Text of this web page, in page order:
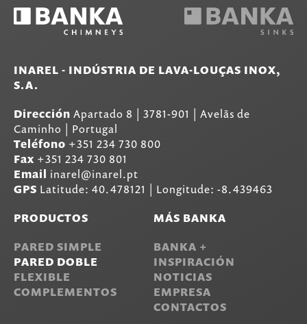
INAREL - INDÚSTRIA DE LAVA-LOUÇAS INOX,
S.A.
Dirección Apartado 8 | 3781-901 | Avelãs de
Caminho | Portugal
Teléfono +351 234 730 800
Fax +351 234 730 801
Email inarel@inarel.pt
GPS Latitude: 40.478121 | Longitude: -8.439463
PRODUCTOS
PARED SIMPLE
PARED DOBLE
FLEXIBLE
COMPLEMENTOS
MÁS BANKA
BANKA +
INSPIRACIÓN
NOTICIAS
EMPRESA
CONTACTOS